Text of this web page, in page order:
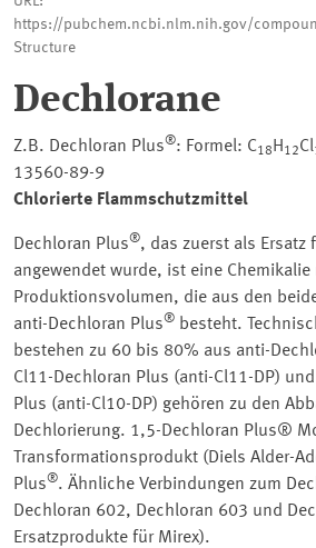
https://pubchem.ncbi.nlm.nih.gov/
Structure
Dechlorane
Z.B. Dechloran Plus®: Formel: C18 H 12Cl
13560-89-9
Chlorierte Flammschutzmittel
Dechloran Plus®, das zuerst als Ersatz
angewendet wurde, ist eine
Produktionsvolumen, die aus den
anti-Dechloran Plus® besteht.
bestehen zu 60 bis 80% aus anti-
Cl11-Dechloran Plus (anti-Cl11-DP)
Plus (anti-Cl10-DP) gehören zu den
Dechlorierung. 1,5-Dechloran Plus®
Transformationsprodukt (Diels Alder-
Plus®. Ähnliche Verbindungen zum
Dechloran 602, Dechloran 603 und
Ersatzprodukte für Mirex).